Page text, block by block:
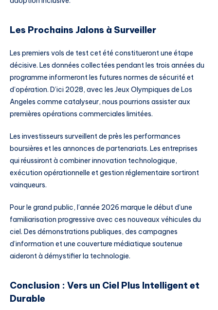
Les Prochains Jalons à Surveiller
Les premiers vols de test cet été constitueront une étape
décisive. Les données collectées pendant les trois années du
programme informeront les futures normes de sécurité et
d’opération. D’ici 2028, avec les Jeux Olympiques de Los
Angeles comme catalyseur, nous pourrions assister aux
premières opérations commerciales limitées.
Les investisseurs surveillent de près les performances
boursières et les annonces de partenariats. Les entreprises
qui réussiront à combiner innovation technologique,
exécution opérationnelle et gestion réglementaire sortiront
vainqueurs.
Pour le grand public, l’année 2026 marque le début d’une
familiarisation progressive avec ces nouveaux véhicules du
ciel. Des démonstrations publiques, des campagnes
d’information et une couverture médiatique soutenue
aideront à démystifier la technologie.
Conclusion : Vers un Ciel Plus Intelligent et
Durable